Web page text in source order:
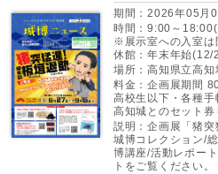
期間：2026年05月
時間：9:00～
※展示室への入室は
休館：年末年始(12/
場所：高知県立高知
料金：企画展期間
高校生以下・各種手
高知城とのセット券
説明：企画展「猪
城博コレクション/
博講座/活動レポー
トをご覧ください。